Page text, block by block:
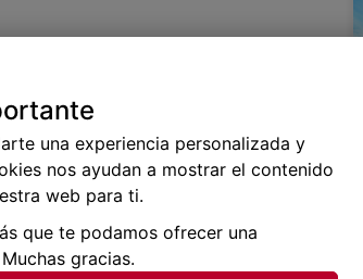
una experiencia personalizada y
nos ayudan a mostrar el contenido
web para ti.
que te podamos ofrecer una
gracias.